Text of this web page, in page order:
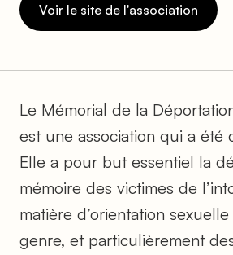
Voir le site de l'association
Le Mémorial de la
est une association qui a été
Elle a pour but essentiel la
mémoire des victimes de
matière d’orientation
genre, et particulièrement